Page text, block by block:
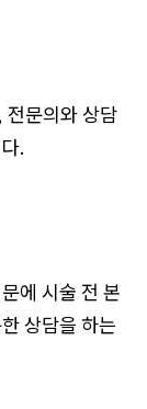
전문의와 상담
.
에 시술 전 본
상담을 하는